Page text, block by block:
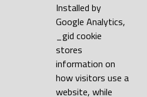
Installed by
Google Analytics,
_gid cookie
stores
information on
how visitors use a
website, while